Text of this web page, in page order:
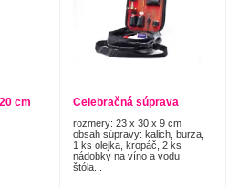
cm Celebračná súprava
rozmery: 23 x 30 x 9 cm
obsah súpravy: kalich, burza,
1 ks olejka, kropáč, 2 ks
nádobky na víno a vodu,
štóla...